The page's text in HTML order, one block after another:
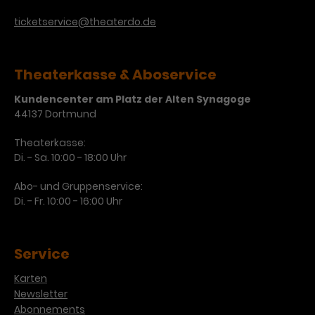
verschiedene Websites hinweg.
ticketservice@theaterdo.de
Theaterkasse & Aboservice
Kundencenter am Platz der Alten Synagoge
44137 Dortmund
Theaterkasse:
Di. - Sa. 10:00 - 18:00 Uhr
Abo- und Gruppenservice:
Di. - Fr. 10:00 - 16:00 Uhr
Service
Karten
Newsletter
Abonnements